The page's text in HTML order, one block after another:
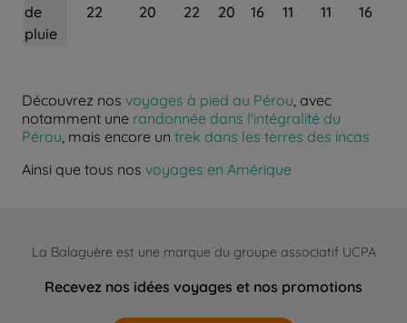
de
pluie
22 20 22 20 16 11 11 16
Découvrez nos voyages à pied au Pérou , avec
notamment une randonnée dans l'intégralité du
Pérou , mais encore un trek dans les terres des incas
Ainsi que tous nos voyages en Amérique
La Balaguère est une marque du groupe associatif UCPA
Recevez nos idées voyages et nos promotions